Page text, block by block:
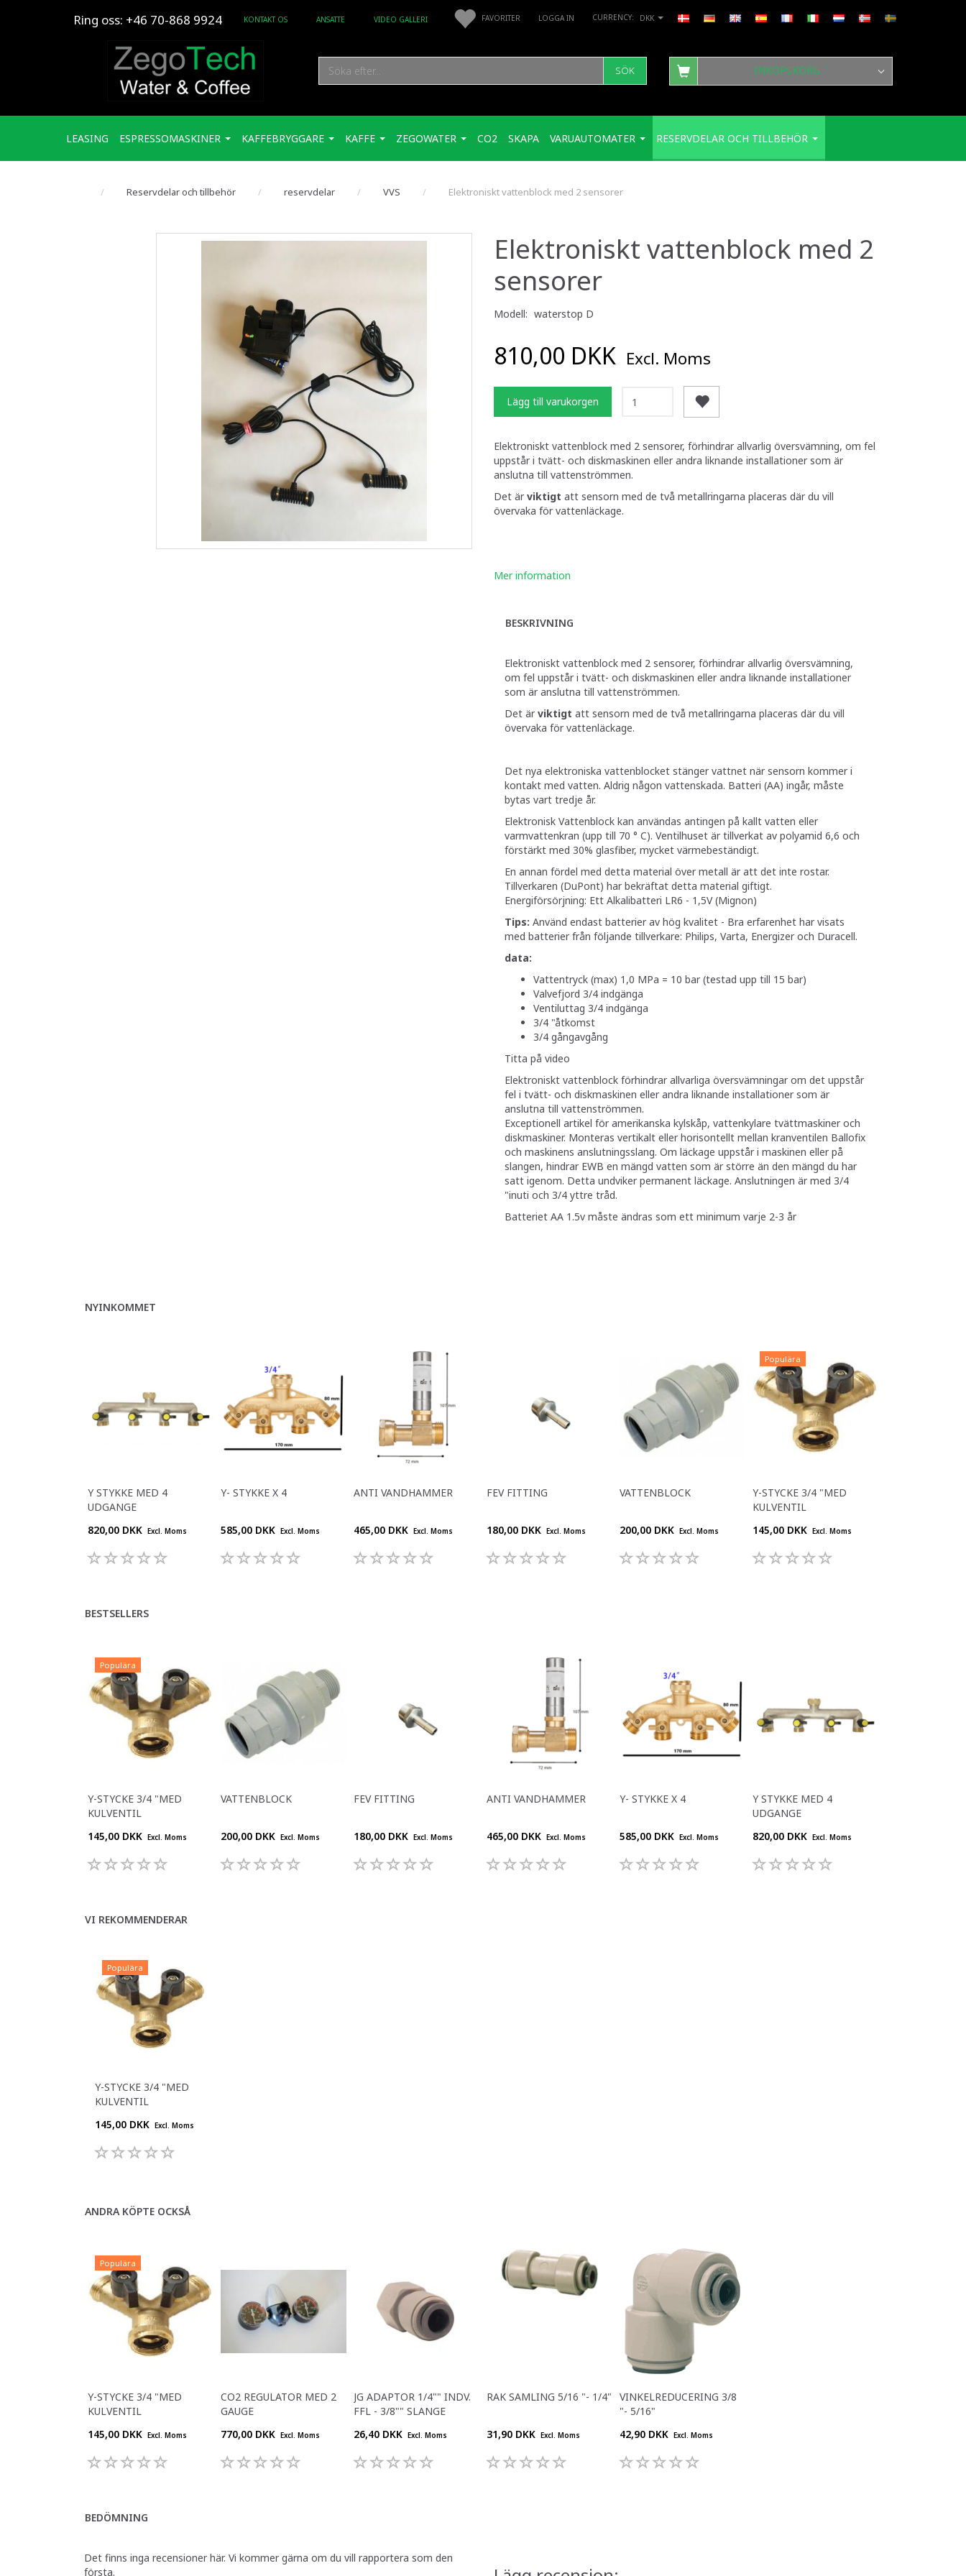
DKK
FAVORITER LOGGA IN
Ring oss: +46 70-868 9924 KONTAKT OS ANSATTE VIDEO GALLERI
SÖK INKÖPSKORG
LEASING ESPRESSOMASKINER KAFFEBRYGGARE KAFFE ZEGOWATER CO2 SKAPA VARUAUTOMATER RESERVDELAR OCH TILLBEHÖR
Reservdelar och tillbehör reservdelar VVS Elektroniskt vattenblock med 2 sensorer
Elektroniskt vattenblock med 2
sensorer
Modell: waterstop D
810,00 DKK Excl. Moms
Lägg till varukorgen
Elektroniskt vattenblock med 2 sensorer, förhindrar allvarlig översvämning, om fel
uppstår i tvätt- och diskmaskinen eller andra liknande installationer som är
anslutna till vattenströmmen.
Det är viktigt att sensorn med de två metallringarna placeras där du vill
övervaka för vattenläckage.
Mer information
BESKRIVNING
Elektroniskt vattenblock med 2 sensorer, förhindrar allvarlig översvämning,
om fel uppstår i tvätt- och diskmaskinen eller andra liknande installationer
som är anslutna till vattenströmmen.
Det är viktigt att sensorn med de två metallringarna placeras där du vill
övervaka för vattenläckage.
Det nya elektroniska vattenblocket stänger vattnet när sensorn kommer i
kontakt med vatten. Aldrig någon vattenskada. Batteri (AA) ingår, måste
bytas vart tredje år.
Elektronisk Vattenblock kan användas antingen på kallt vatten eller
varmvattenkran (upp till 70 ° C). Ventilhuset är tillverkat av polyamid 6,6 och
förstärkt med 30% glasfiber, mycket värmebeständigt.
En annan fördel med detta material över metall är att det inte rostar.
Tillverkaren (DuPont) har bekräftat detta material giftigt.
Energiförsörjning: Ett Alkalibatteri LR6 - 1,5V (Mignon)
Tips: Använd endast batterier av hög kvalitet - Bra erfarenhet har visats
med batterier från följande tillverkare: Philips, Varta, Energizer och Duracell.
data:
Vattentryck (max) 1,0 MPa = 10 bar (testad upp till 15 bar)
Valvefjord 3/4 indgänga
Ventiluttag 3/4 indgänga
3/4 "åtkomst
3/4 gångavgång
Titta på video
Elektroniskt vattenblock förhindrar allvarliga översvämningar om det uppstår
fel i tvätt- och diskmaskinen eller andra liknande installationer som är
anslutna till vattenströmmen.
Exceptionell artikel för amerikanska kylskåp, vattenkylare tvättmaskiner och
diskmaskiner. Monteras vertikalt eller horisontellt mellan kranventilen Ballofix
och maskinens anslutningsslang. Om läckage uppstår i maskinen eller på
slangen, hindrar EWB en mängd vatten som är större än den mängd du har
satt igenom. Detta undviker permanent läckage. Anslutningen är med 3/4
"inuti och 3/4 yttre tråd.
Batteriet AA 1.5v måste ändras som ett minimum varje 2-3 år
NYINKOMMET
Y STYKKE MED 4
UDGANGE
820,00 DKK
Excl. Moms
Y- STYKKE X 4
585,00 DKK Excl. Moms
ANTI VANDHAMMER
465,00 DKK Excl. Moms
FEV FITTING
180,00 DKK Excl. Moms
VATTENBLOCK
200,00 DKK Excl. Moms
Populära
Y-STYCKE 3/4 "MED
KULVENTIL
145,00 DKK
Excl. Moms
BESTSELLERS
Populära
Y-STYCKE 3/4 "MED
KULVENTIL
145,00 DKK
Excl. Moms
VATTENBLOCK
200,00 DKK Excl. Moms
FEV FITTING
180,00 DKK Excl. Moms
ANTI VANDHAMMER
465,00 DKK Excl. Moms
Y- STYKKE X 4
585,00 DKK Excl. Moms
Y STYKKE MED 4
UDGANGE
820,00 DKK
Excl. Moms
VI REKOMMENDERAR
Populära
Y-STYCKE 3/4 "MED
KULVENTIL
145,00 DKK
Excl. Moms
ANDRA KÖPTE OCKSÅ
Populära
Y-STYCKE 3/4 "MED
KULVENTIL
145,00 DKK
Excl. Moms
CO2 REGULATOR MED 2
GAUGE
770,00 DKK
Excl. Moms
JG ADAPTOR 1/4"" INDV.
FFL - 3/8"" SLANGE
26,40 DKK
Excl. Moms
RAK SAMLING 5/16 "- 1/4"
31,90 DKK Excl. Moms
VINKELREDUCERING 3/8
"- 5/16"
42,90 DKK
Excl. Moms
BEDÖMNING
Det finns inga recensioner här. Vi kommer gärna om du vill rapportera som den
första.